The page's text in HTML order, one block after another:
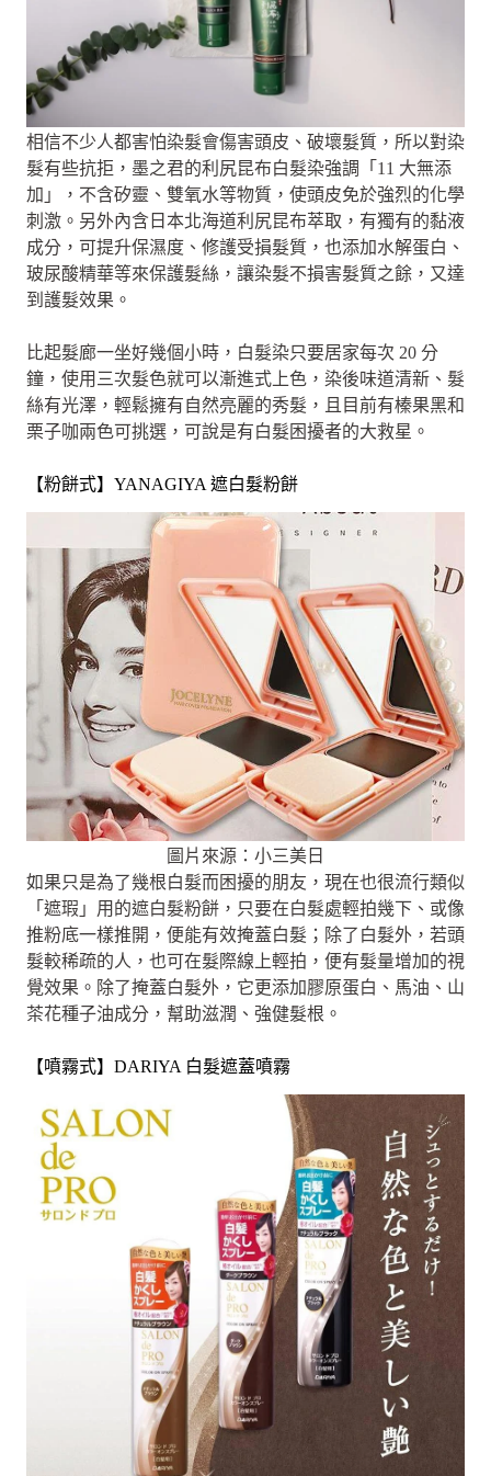
相信不少人都害怕染髮會傷害頭皮、破壞髮質，所以對染
髮有些抗拒，墨之君的利尻昆布白髮染強調「11 大無添
加」，不含矽靈、雙氧水等物質，使頭皮免於強烈的化學
刺激。另外內含日本北海道利尻昆布萃取，有獨有的黏液
成分，可提升保濕度、修護受損髮質，也添加水解蛋白、
玻尿酸精華等來保護髮絲，讓染髮不損害髮質之餘，又達
到護髮效果。
比起髮廊一坐好幾個小時，白髮染只要居家每次 20 分
鐘，使用三次髮色就可以漸進式上色，染後味道清新、髮
絲有光澤，輕鬆擁有自然亮麗的秀髮，且目前有榛果黑和
栗子咖兩色可挑選，可說是有白髮困擾者的大救星。
【粉餅式】YANAGIYA 遮白髮粉餅
圖片來源：小三美日
如果只是為了幾根白髮而困擾的朋友，現在也很流行類似
「遮瑕」用的遮白髮粉餅，只要在白髮處輕拍幾下、或像
推粉底一樣推開，便能有效掩蓋白髮；除了白髮外，若頭
髮較稀疏的人，也可在髮際線上輕拍，便有髮量增加的視
覺效果。除了掩蓋白髮外，它更添加膠原蛋白、馬油、山
茶花種子油成分，幫助滋潤、強健髮根。
【噴霧式】DARIYA 白髮遮蓋噴霧